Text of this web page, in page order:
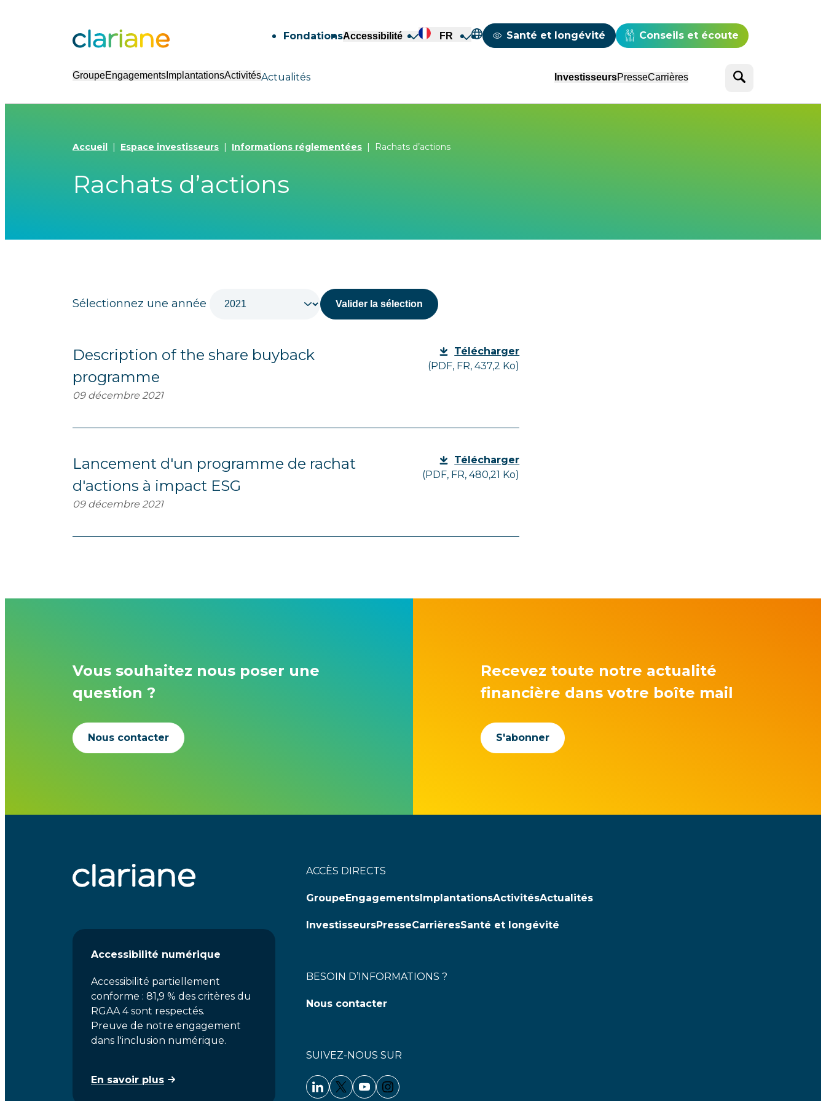
FondationsAccessibilité FR Mappemonde
Santé et longévité Conseils et écoute
GroupeEngagements ImplantationsActivitésActualités InvestisseursPresseCarrières Rechercher
Accueil Espace investisseurs Informations réglementées Rachats d’actions
Rachats d’actions
Filtrer par années
Sélectionnez une année
Description of the share buyback
programme
09 décembre 2021
Télécharger
(PDF, FR, 437,2 Ko)
Lancement d'un programme de rachat
d'actions à impact ESG
09 décembre 2021
Télécharger
(PDF, FR, 480,21 Ko)
Vous souhaitez nous poser une
question ?
Nous contacter
Recevez toute notre actualité
financière dans votre boîte mail
S'abonner
Accessibilité numérique
Accessibilité partiellement
conforme : 81,9 % des critères du
RGAA 4 sont respectés.
Preuve de notre engagement
dans l'inclusion numérique.
En savoir plus
ACCÈS DIRECTS
GroupeEngagementsImplantationsActivitésActualités
InvestisseursPresseCarrièresSanté et longévité
BESOIN D’INFORMATIONS ?
Nous contacter
SUIVEZ-NOUS SUR
Linkedin - Clariane
Twitter - Clariane
Youtube - Clariane
Instagram - Clariane